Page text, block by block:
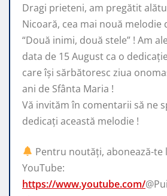
Dragi prieteni, am pregătit
Nicoară, cea mai nouă melodie
“Două inimi, două stele” ! Am
data de 15 August ca o
care își sărbătoresc ziua
ani de Sfânta Maria !
Vă invităm în comentarii să ne
dedicați această melodie !
Pentru noutăți, abonează-te
YouTube:
https://www.youtube.com/